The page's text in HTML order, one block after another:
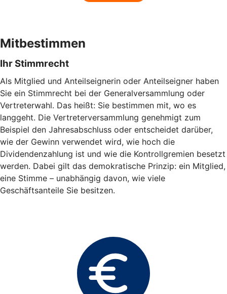
Mitbestimmen
Ihr Stimmrecht
Als Mitglied und Anteilseignerin oder Anteilseigner haben
Sie ein Stimmrecht bei der Generalversammlung oder
Vertreterwahl. Das heißt: Sie bestimmen mit, wo es
langgeht. Die Vertreterversammlung genehmigt zum
Beispiel den Jahresabschluss oder entscheidet darüber,
wie der Gewinn verwendet wird, wie hoch die
Dividendenzahlung ist und wie die Kontrollgremien besetzt
werden. Dabei gilt das demokratische Prinzip: ein Mitglied,
eine Stimme – unabhängig davon, wie viele
Geschäftsanteile Sie besitzen.